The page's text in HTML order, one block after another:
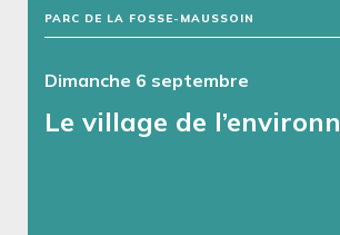
PARC DE LA FOSSE-MAUSSOIN
Dimanche 6 septembre
Le village de